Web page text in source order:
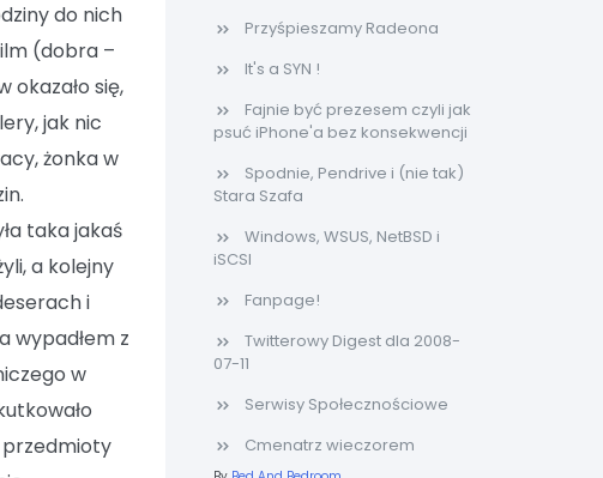
do nich
(dobra –
się,
jak nic
żonka w
taka jakaś
a kolejny
i
wypadłem z
w
Przyśpieszamy Radeona
It's a SYN !
Fajnie być prezesem czyli jak
psuć iPhone'a bez konsekwencji
Spodnie, Pendrive i (nie tak)
Stara Szafa
Windows, WSUS, NetBSD i
iSCSI
Fanpage!
Twitterowy Digest dla 2008-
07-11
Serwisy Społecznościowe
Cmenatrz wieczorem